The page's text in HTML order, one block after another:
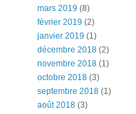
mars 2019 (8)
février 2019 (2)
janvier 2019 (1)
décembre 2018 (2)
novembre 2018 (1)
octobre 2018 (3)
septembre 2018 (1)
août 2018 (3)